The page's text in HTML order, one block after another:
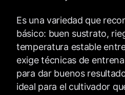
Es una variedad que
básico: buen sustrato,
temperatura estable
exige técnicas de
para dar buenos
ideal para el cultivador